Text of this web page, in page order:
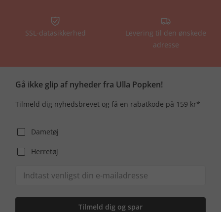
SSL-datasikkerhed
Levering til den ønskede
adresse
Gå ikke glip af nyheder fra Ulla Popken!
Tilmeld dig nyhedsbrevet og få en rabatkode på 159 kr*
Dametøj
Herretøj
Tilmeld dig og spar